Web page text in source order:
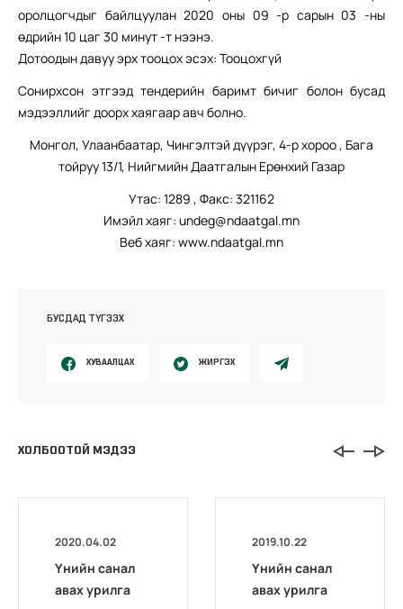
оролцогчдыг байлцуулан 2020 оны 09 -р сарын 03 -ны
өдрийн 10 цаг 30 минут -т нээнэ.
Дотоодын давуу эрх тооцох эсэх: Тооцохгүй
Сонирхсон этгээд тендерийн баримт бичиг болон бусад
мэдээллийг доорх хаягаар авч болно.
Монгол, Улаанбаатар, Чингэлтэй дүүрэг, 4-р хороо , Бага
тойруу 13/1, Нийгмийн Даатгалын Ерөнхий Газар
Утас: 1289 , Факс: 321162
Имэйл хаяг: undeg@ndaatgal.mn
Веб хаяг: www.ndaatgal.mn
БУСДАД ТҮГЭЭХ
ХУВААЛЦАХ ЖИРГЭХ
ХОЛБООТОЙ МЭДЭЭ
2020.04.02
Үнийн санал
авах урилга
2019.10.22
Үнийн санал
авах урилга